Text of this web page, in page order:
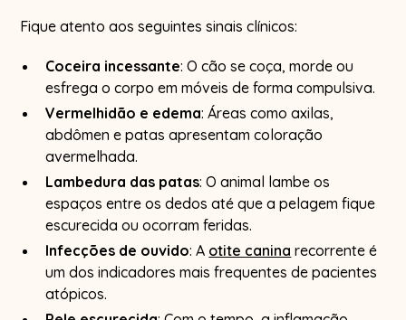
Fique atento aos seguintes sinais clínicos:
Coceira incessante: O cão se coça, morde ou
esfrega o corpo em móveis de forma compulsiva.
Vermelhidão e edema: Áreas como axilas,
abdômen e patas apresentam coloração
avermelhada.
Lambedura das patas: O animal lambe os
espaços entre os dedos até que a pelagem fique
escurecida ou ocorram feridas.
Infecções de ouvido: A otite canina recorrente é
um dos indicadores mais frequentes de pacientes
atópicos.